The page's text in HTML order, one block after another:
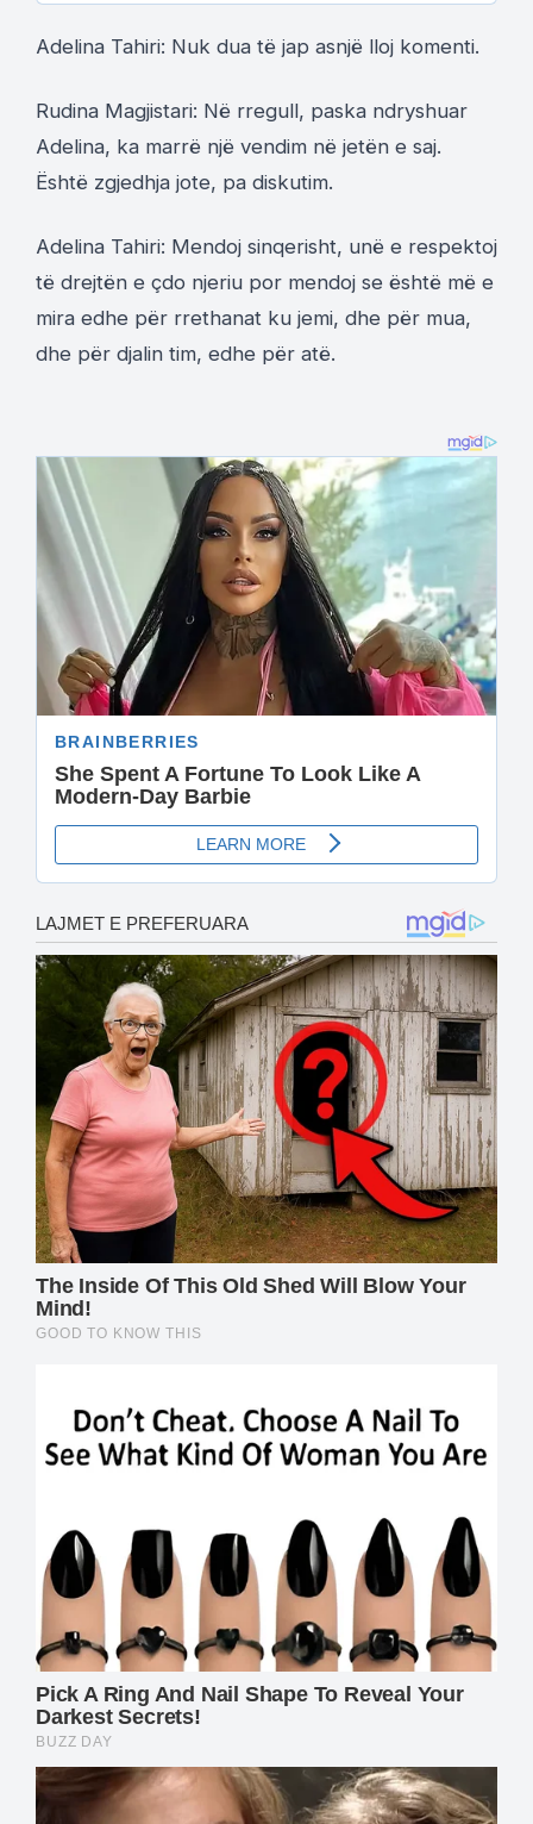
Adelina Tahiri: Nuk dua të jap asnjë lloj komenti.
Rudina Magjistari: Në rregull, paska ndryshuar
Adelina, ka marrë një vendim në jetën e saj.
Është zgjedhja jote, pa diskutim.
Adelina Tahiri: Mendoj sinqerisht, unë e respektoj
të drejtën e çdo njeriu por mendoj se është më e
mira edhe për rrethanat ku jemi, dhe për mua,
dhe për djalin tim, edhe për atë.